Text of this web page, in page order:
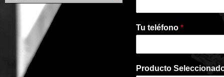
Tu teléfono *
Producto